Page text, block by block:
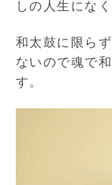
しの人生にな
和太鼓に限ら
ないので魂で
す。